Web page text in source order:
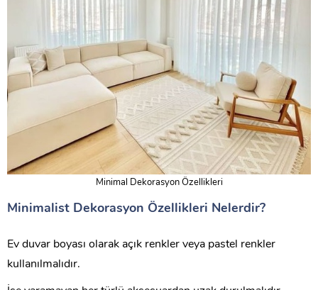
Minimal Dekorasyon Özellikleri
Minimalist Dekorasyon Özellikleri Nelerdir?
Ev duvar boyası olarak açık renkler veya pastel renkler
kullanılmalıdır.